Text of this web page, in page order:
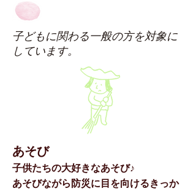
子どもに関わる一般の方を対象に
しています。
あそび
子供たちの大好きなあそび♪
あそびながら防災に目を向けるきっか